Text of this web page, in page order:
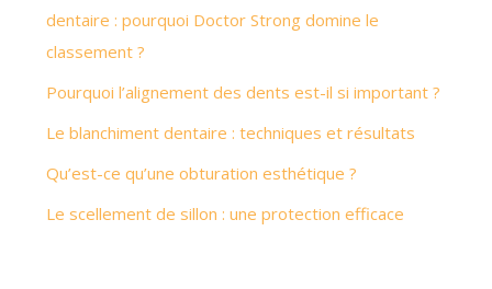
dentaire : pourquoi Doctor Strong domine le
classement ?
Pourquoi l’alignement des dents est-il si important ?
Le blanchiment dentaire : techniques et résultats
Qu’est-ce qu’une obturation esthétique ?
Le scellement de sillon : une protection efficace